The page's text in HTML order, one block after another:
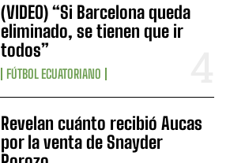
(VIDEO) “Si Barcelona queda
eliminado, se tienen que ir
todos”
FÚTBOL ECUATORIANO
Revelan cuánto recibió Aucas
por la venta de Snayder